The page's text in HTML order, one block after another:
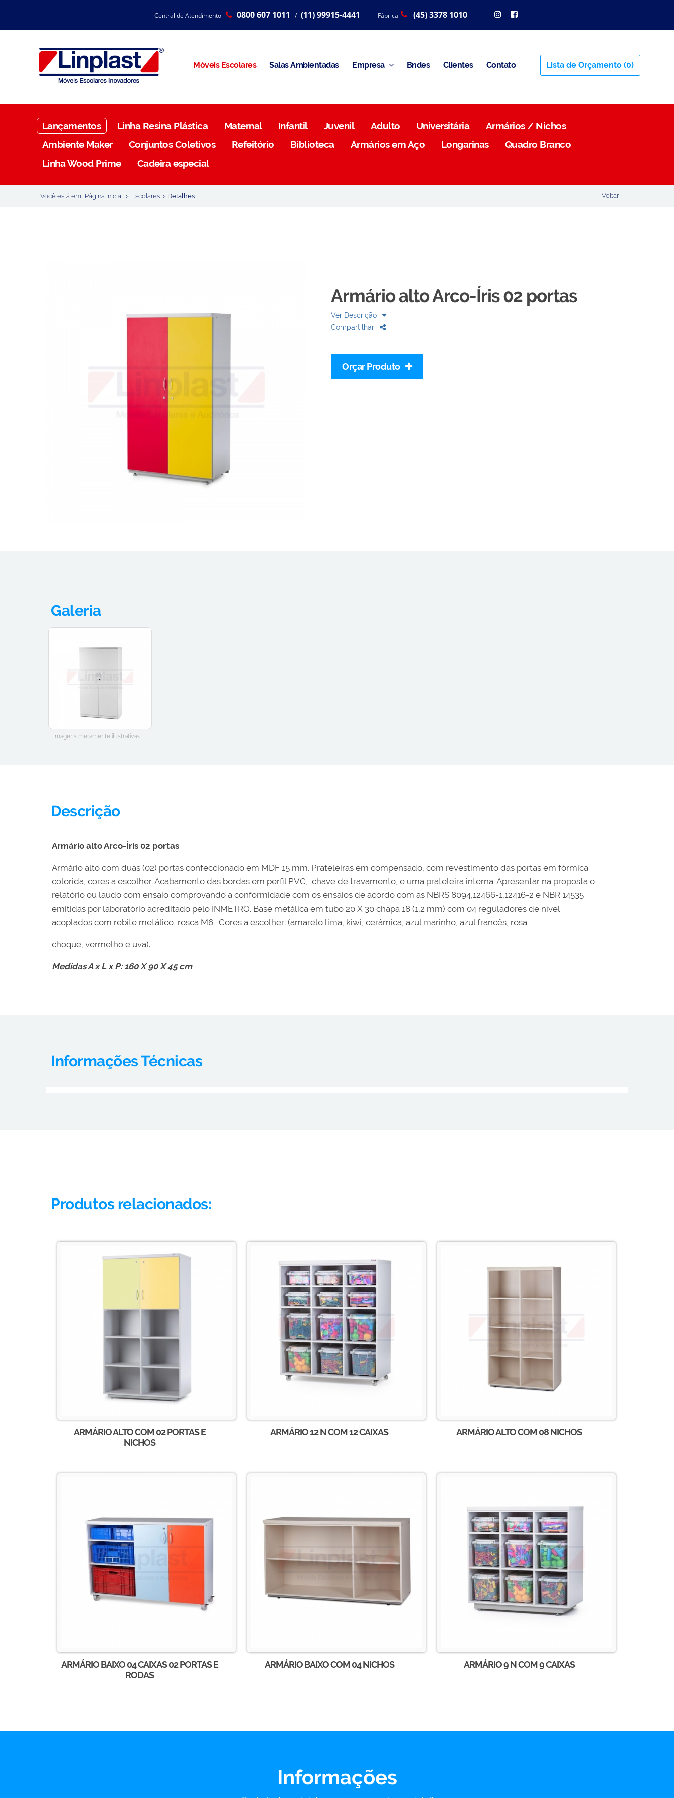
Central de Atendimento 0800 607 1011 / (11) 99915-4441 Fábrica (45) 3378 1010
Móveis Escolares Salas Ambientadas Empresa Bndes Clientes Contato Lista de Orçamento (0)
Lançamentos Linha Resina Plástica Maternal Infantil Juvenil Adulto Universitária
Armários / Nichos
Ambiente Maker
Conjuntos Coletivos Refeitório Biblioteca Armários em Aço Longarinas
Quadro Branco
Linha Wood Prime
Cadeira especial
Você está em: Página Inicial > Escolares > Detalhes Voltar
Armário alto Arco-Íris 02 portas
Ver Descrição
Compartilhar
Orçar Produto
Galeria
Imagens meramente ilustrativas.
Descrição
Armário alto Arco-Íris 02 portas
Armário alto com duas (02) portas confeccionado em MDF 15 mm. Prateleiras em compensado, com revestimento das portas em fórmica
colorida, cores a escolher. Acabamento das bordas em perfil PVC, chave de travamento, e uma prateleira interna. Apresentar na proposta o
relatório ou laudo com ensaio comprovando a conformidade com os ensaios de acordo com as NBRS 8094,12466-1,12416-2 e NBR 14535
emitidas por laboratório acreditado pelo INMETRO. Base metálica em tubo 20 X 30 chapa 18 (1,2 mm) com 04 reguladores de nível
acoplados com rebite metálico rosca M6. Cores a escolher: (amarelo lima, kiwi, cerâmica, azul marinho, azul francês, rosa
choque, vermelho e uva).
Medidas A x L x P: 160 X 90 X 45 cm
Informações Técnicas
Produtos relacionados:
ARMÁRIO ALTO COM 02 PORTAS E
NICHOS
ARMÁRIO 12 N COM 12 CAIXAS ARMÁRIO ALTO COM 08 NICHOS
ARMÁRIO BAIXO 04 CAIXAS 02 PORTAS E
RODAS
ARMÁRIO BAIXO COM 04 NICHOS ARMÁRIO 9 N COM 9 CAIXAS
Informações
Linha Resina Plástica
Universitária
Armários / Nichos
Conjuntos Coletivos
SOBRE A EMPRESA